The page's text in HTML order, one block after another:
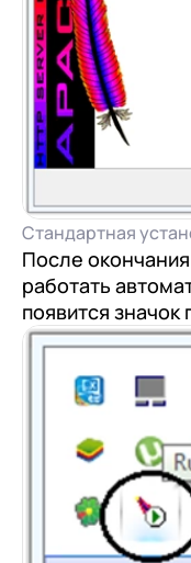
Стандартная
После
работать
появится